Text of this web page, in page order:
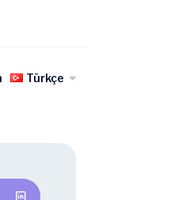
Türkçe